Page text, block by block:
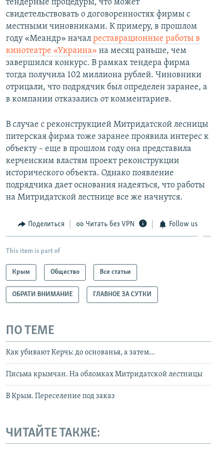
тендерные процедуры, что может
свидетельствовать о договоренностях фирмы с
местными чиновниками. К примеру, в прошлом
году «Меандр» начал реставрационные работы в
кинотеатре «Украина» на месяц раньше, чем
завершился конкурс. В рамках тендера фирма
тогда получила 102 миллиона рублей. Чиновники
отрицали, что подрядчик был определен заранее, а
в компании отказались от комментариев.
В случае с реконструкцией Митридатской лесницы
питерская фирма тоже заранее проявила интерес к
объекту – еще в прошлом году она представила
керченским властям проект реконструкции
исторического объекта. Однако появление
подрядчика дает основания надеяться, что работы
на Митридатской лестнице все же начнутся.
Поделиться Читать без VPN Follow us
This item is part of
Крым Общество Все статьи
ОБРАТИ ВНИМАНИЕ ГЛАВНОЕ ЗА СУТКИ
ПО ТЕМЕ
Как убивают Керчь: до основанья, а затем…
Письма крымчан. На обломках Митридатской лестницы
В Крым. Переселение под заказ
ЧИТАЙТЕ ТАКЖЕ: